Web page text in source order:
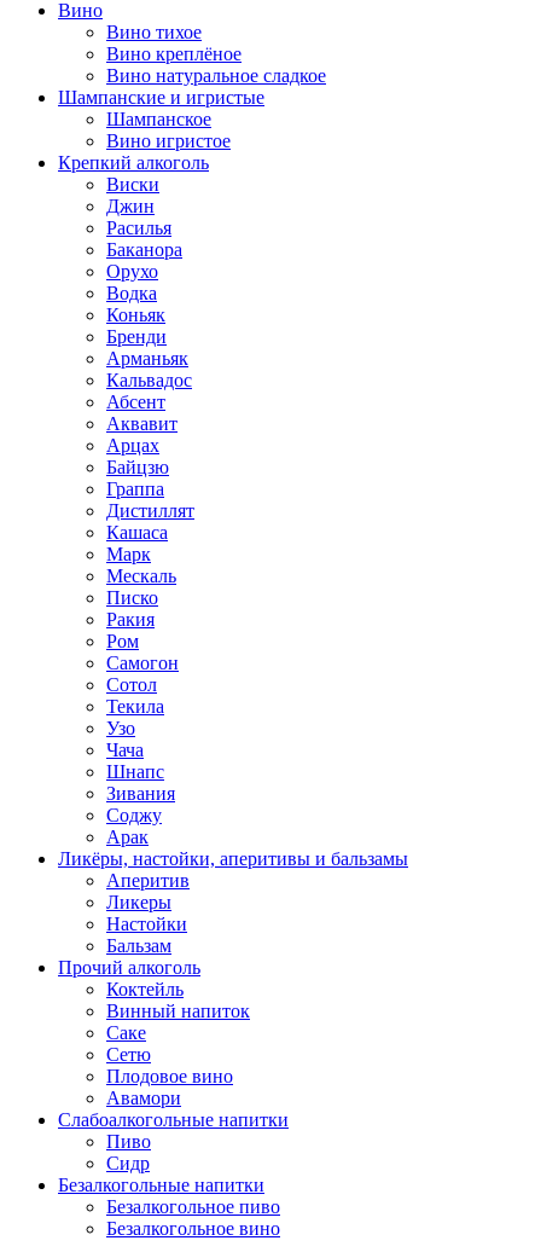
Вино
Вино тихое
Вино креплёное
Вино натуральное сладкое
Шампанские и игристые
Шампанское
Вино игристое
Крепкий алкоголь
Виски
Джин
Расилья
Баканора
Орухо
Водка
Коньяк
Бренди
Арманьяк
Кальвадос
Абсент
Аквавит
Арцах
Байцзю
Граппа
Дистиллят
Кашаса
Марк
Мескаль
Писко
Ракия
Ром
Самогон
Сотол
Текила
Узо
Чача
Шнапс
Зивания
Соджу
Арак
Ликёры, настойки, аперитивы и бальзамы
Аперитив
Ликеры
Настойки
Бальзам
Прочий алкоголь
Коктейль
Винный напиток
Саке
Сетю
Плодовое вино
Авамори
Слабоалкогольные напитки
Пиво
Сидр
Безалкогольные напитки
Безалкогольное пиво
Безалкогольное вино